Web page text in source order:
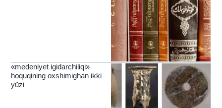
«medeniyet igidarchiliqi»
hoquqining oxshimighan ikki
yüzi